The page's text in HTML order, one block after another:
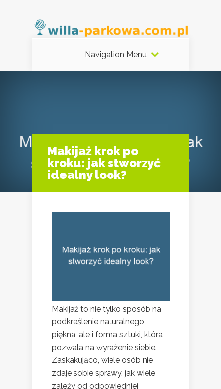
Navigation Menu
Makijaż krok po
kroku: jak stworzyć
idealny look?
Makijaż to nie tylko sposób na
podkreślenie naturalnego
piękna, ale i forma sztuki, która
pozwala na wyrażenie siebie.
Zaskakująco, wiele osób nie
zdaje sobie sprawy, jak wiele
zależy od odpowiedniej